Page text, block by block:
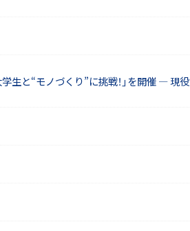
生と“モノづくり”に挑戦！」を開催 ― 現役